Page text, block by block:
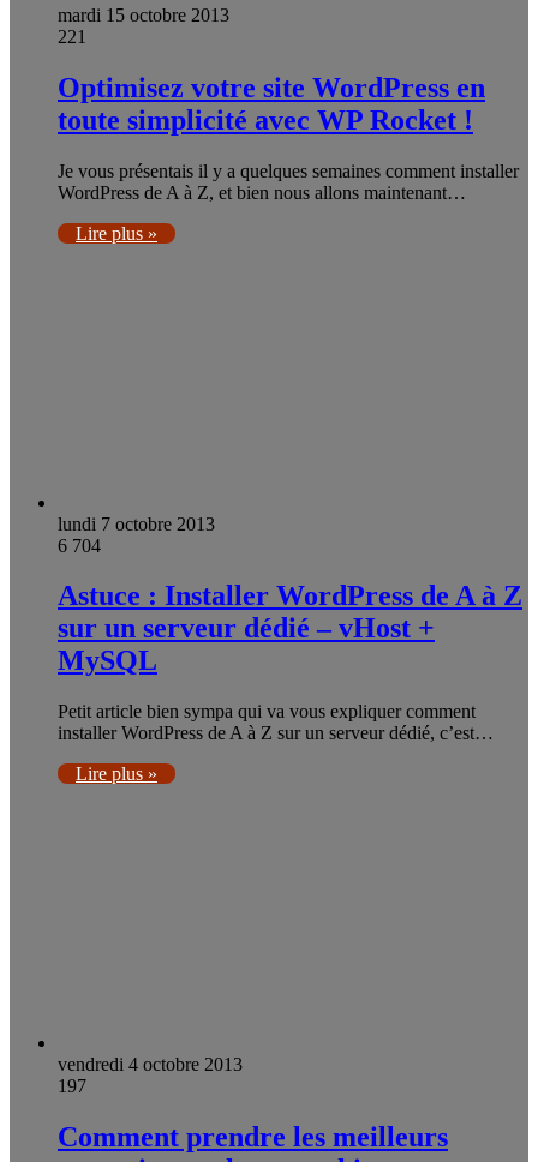
mardi 15 octobre 2013
221
Optimisez votre site WordPress en
toute simplicité avec WP Rocket !
Je vous présentais il y a quelques semaines comment installer
WordPress de A à Z, et bien nous allons maintenant…
Lire plus »
lundi 7 octobre 2013
6 704
Astuce : Installer WordPress de A à Z
sur un serveur dédié – vHost +
MySQL
Petit article bien sympa qui va vous expliquer comment
installer WordPress de A à Z sur un serveur dédié, c’est…
Lire plus »
vendredi 4 octobre 2013
197
Comment prendre les meilleurs